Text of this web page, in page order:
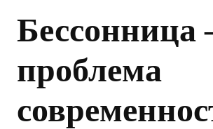
проблема